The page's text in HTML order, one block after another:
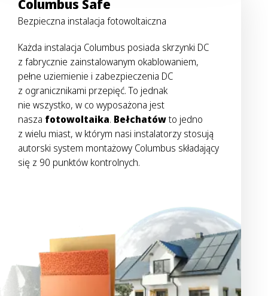
Columbus Safe
Bezpieczna instalacja fotowoltaiczna
Każda instalacja Columbus posiada skrzynki DC
z fabrycznie zainstalowanym okablowaniem,
pełne uziemienie i zabezpieczenia DC
z ogranicznikami przepięć. To jednak
nie wszystko, w co wyposażona jest
nasza fotowoltaika. Bełchatówto jedno
z wielu miast, w którym nasi instalatorzy stosują
autorski system montażowy Columbus składający
się z 90 punktów kontrolnych.